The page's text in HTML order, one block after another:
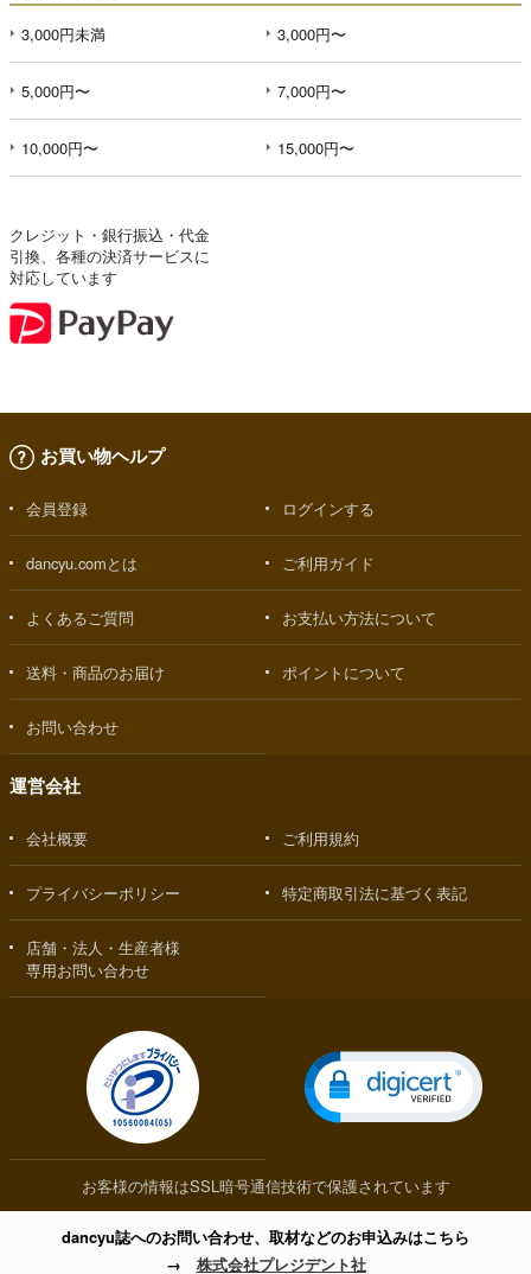
3,000円未満 3,000円〜
5,000円〜 7,000円〜
10,000円〜 15,000円〜
クレジット・銀行振込・代金
引換、各種の決済サービスに
対応しています
お買い物ヘルプ
会員登録 ログインする
dancyu.comとは ご利用ガイド
よくあるご質問 お支払い方法について
送料・商品のお届け ポイントについて
お問い合わせ
運営会社
会社概要 ご利用規約
プライバシーポリシー 特定商取引法に基づく表記
店舗・法人・生産者様
専用お問い合わせ
お客様の情報はSSL暗号通信技術で保護されています
dancyu誌へのお問い合わせ、取材などのお申込みはこちら
→ 株式会社プレジデント社